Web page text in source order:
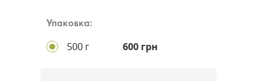
Упаковка:
500 г 600 грн